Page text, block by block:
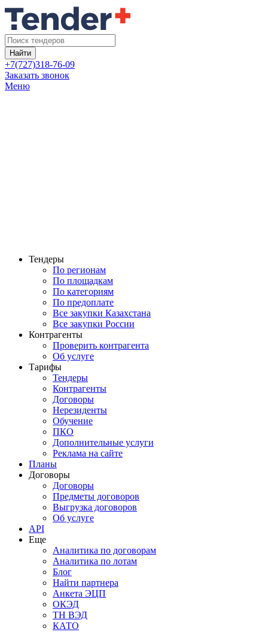
Найти
+7(727)318-76-09
Заказать звонок
Меню
Тендеры
По регионам
По площадкам
По категориям
По предоплате
Все закупки Казахстана
Все закупки России
Контрагенты
Проверить контрагента
Об услуге
Тарифы
Тендеры
Контрагенты
Договоры
Нерезиденты
Обучение
ПКО
Дополнительные услуги
Реклама на сайте
Планы
Договоры
Договоры
Предметы договоров
Выгрузка договоров
Об услуге
API
Еще
Аналитика по договорам
Аналитика по лотам
Блог
Найти партнера
Анкета ЭЦП
ОКЭД
ТН ВЭД
КАТО